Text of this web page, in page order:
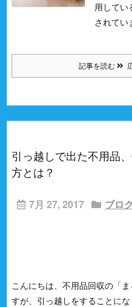
用してい
されてい
記事を読む
引っ越しで出た不用品
方とは？
7月 27, 2017 ブロ
こんにちは、不用品回収の「ま
すが、引っ越しをすることにな